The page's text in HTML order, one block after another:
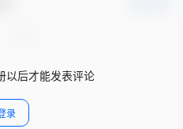
以后才能发表评论
录